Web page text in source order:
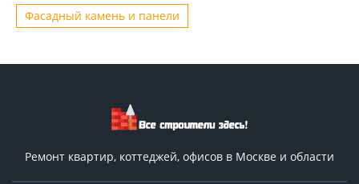
Фасадный камень и панели
Ремонт квартир, коттеджей, офисов в Москве и области